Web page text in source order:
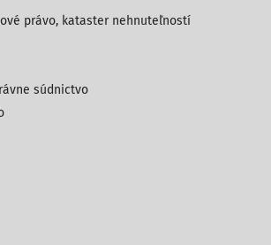
právo, kataster nehnuteľností
súdnictvo